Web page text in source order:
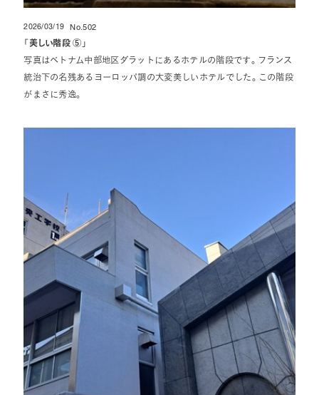
「 美しい階段 ⑤ 」
写真はベトナム中部地区ダラットにあるホテルの階段です。フランス
統治下の名残あるヨーロッパ調の大変美しいホテルでした。この階段
がまさに秀逸。
2026/03/19 No.502